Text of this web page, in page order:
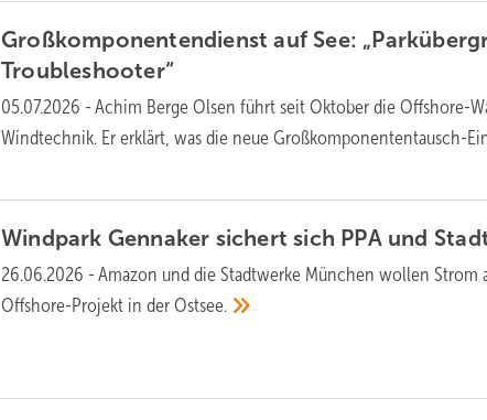
Großkomponentendienst auf See:
Troubleshooter“
05.07.2026 - Achim Berge Olsen führt seit Oktober die Offshore-
Windtechnik. Er erklärt, was die neue Großkomponententausch-
Windpark Gennaker sichert sich PPA und
26.06.2026 - Amazon und die Stadtwerke München wollen Strom
Offshore-Projekt in derOstsee.